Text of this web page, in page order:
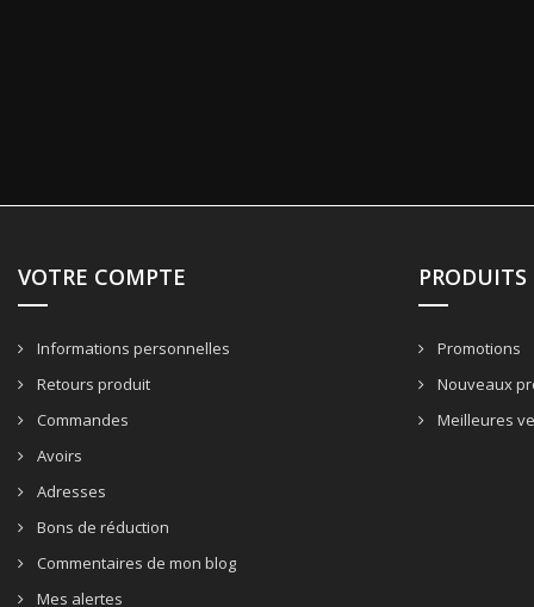
VOTRE COMPTE
Informations personnelles
Retours produit
Commandes
Avoirs
Adresses
Bons de réduction
Commentaires de mon blog
Mes alertes
PRODUITS
Promotions
Nouveaux
Meilleures